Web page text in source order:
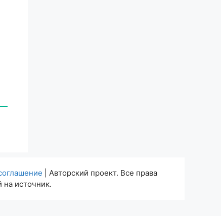
| Авторский проект. Все права
источник.